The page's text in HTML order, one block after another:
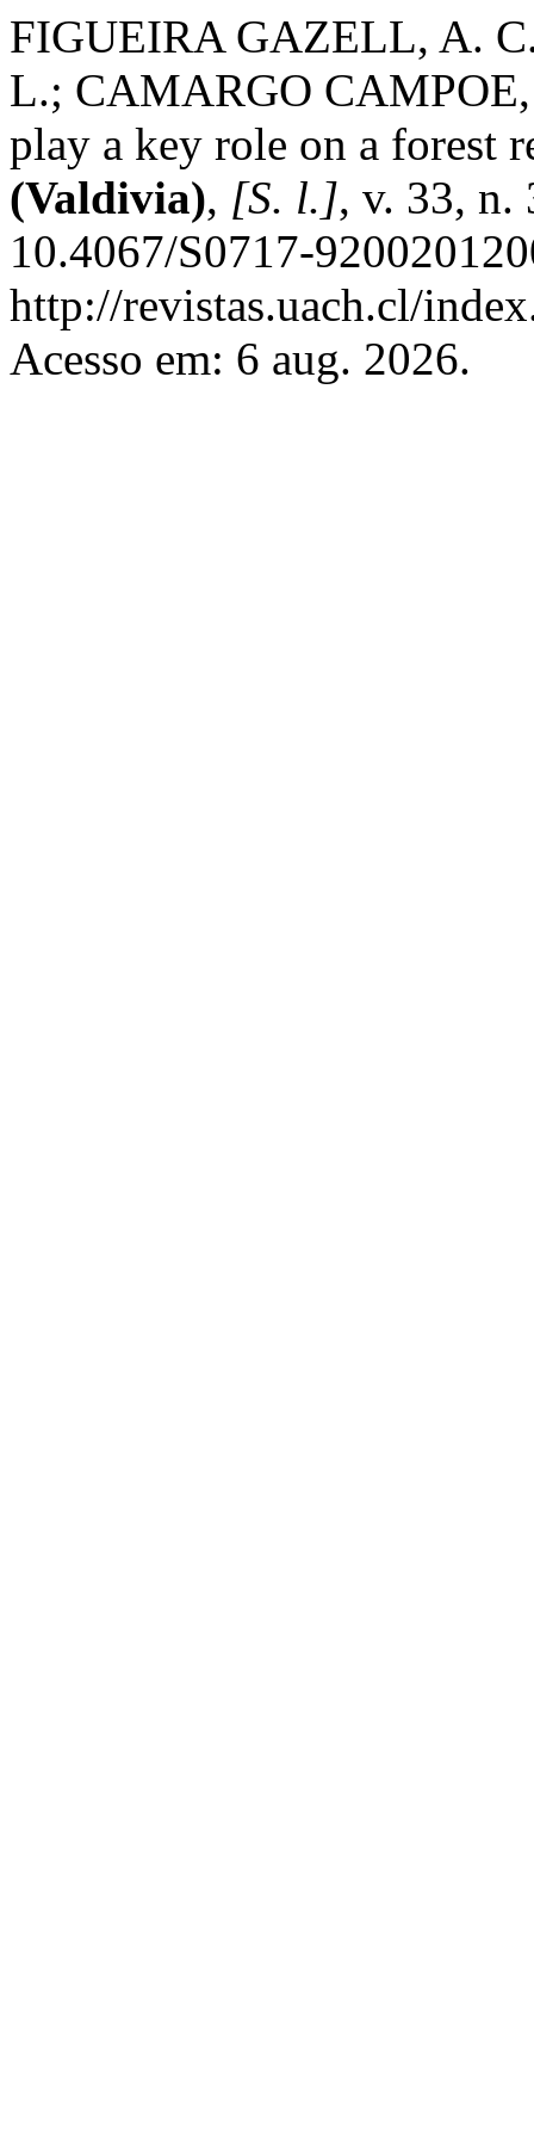
FIGUEIRA GAZELL, A.
L.; CAMARGO CAMPOE,
play a key role on a forest
(Valdivia), [S. l.], v. 33, n.
10.4067/S0717-
http://revistas.uach.cl/
Acesso em: 6 aug. 2026.